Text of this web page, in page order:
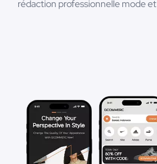
rédaction professionnelle mode